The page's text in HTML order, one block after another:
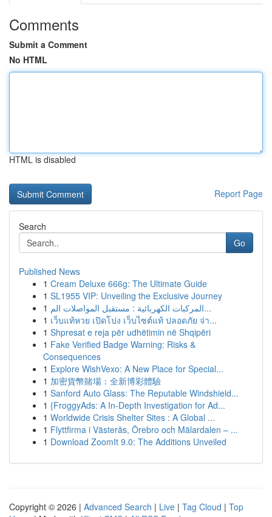
Comments
Submit a Comment
No HTML
HTML is disabled
Report Page
Search
Go
Published News
1 Cream Deluxe 666g: The Ultimate Guide
1 SL1955 VIP: Unveiling the Exclusive Journey
1
المركبات الكهربائية : مستقبل المواصلات الم...
1 เว็บแท้หวย เปิดโปง เว็บไซต์แท้ ปลอดภัย จ่า...
1 Shpresat e reja për udhëtimin në Shqipëri
1 Fake Verified Badge Warning: Risks &
Consequences
1 Explore WishVexo: A New Place for Special...
1 加密貨幣賭場：全新博彩體驗
1 Sanford Auto Glass: The Reputable Windshield...
1 {FroggyAds: A In-Depth Investigation for Ad...
1 Worldwide Crisis Shelter Sites : A Global ...
1 Flyttfirma i Västerås, Örebro och Mälardalen – ...
1 Download ZoomIt 9.0: The Additions Unveiled
Copyright © 2026 | Advanced Search | Live | Tag Cloud | Top